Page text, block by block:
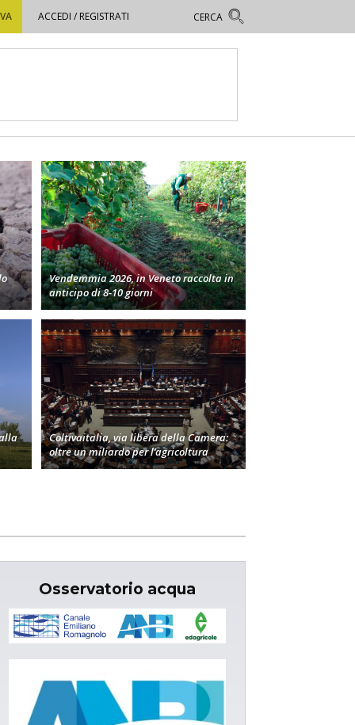
ACCEDI / REGISTRATI
Vendemmia 2026, in Veneto raccolta in
anticipo di 8-10 giorni
Coltivaitalia, via libera della Camera:
oltre un miliardo per l’agricoltura
Osservatorio acqua